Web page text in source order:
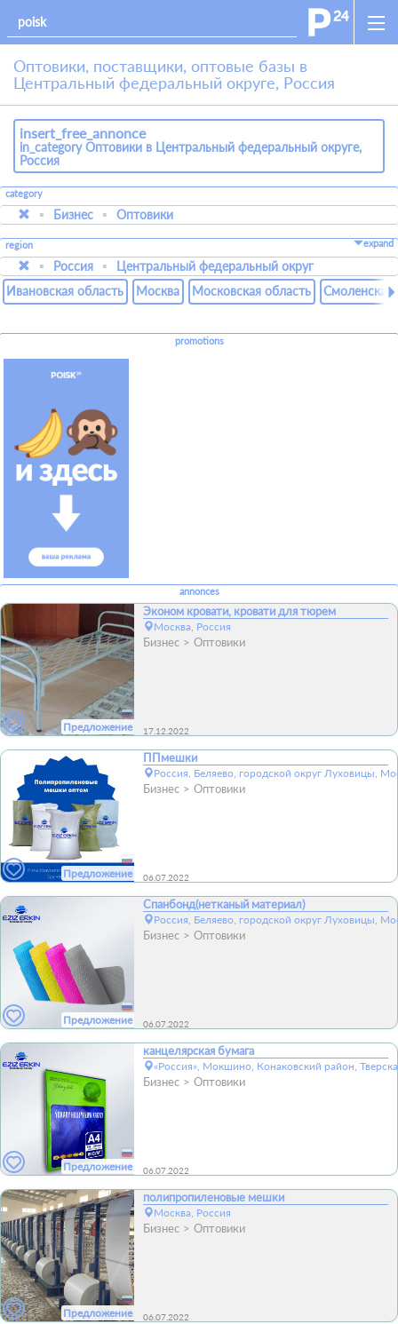
Оптовики, поставщики, оптовые базы в
Центральный федеральный округе, Россия
insert_free_annonce
in_category Оптовики в Центральный федеральный округе,
Россия
category
Бизнес Оптовики
region expand
Россия
Центральный федеральный округ
Ивановская область
Москва Московская область Смоленская
promotions
annonces
Предложение
Эконом кровати, кровати для тюрем
Москва, Россия
Бизнес Оптовики
17.12.2022
Предложение
ППмешки
Россия, Беляево, городской округ Луховицы,
Бизнес Оптовики
06.07.2022
Предложение
Спанбонд(нетканый материал)
Россия, Беляево, городской округ Луховицы,
Бизнес Оптовики
06.07.2022
Предложение
канцелярская бумага
«Россия», Мокшино, Конаковский район,
Бизнес Оптовики
06.07.2022
Предложение
полипропиленовые мешки
Москва, Россия
Бизнес Оптовики
06.07.2022